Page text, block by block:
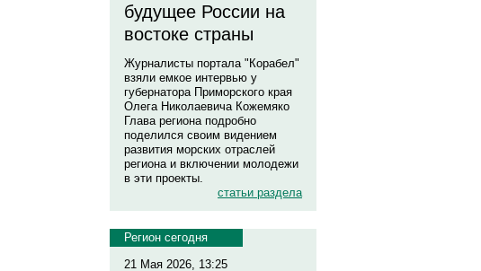
будущее России на
востоке страны
Журналисты портала "Корабел"
взяли емкое интервью у
губернатора Приморского края
Олега Николаевича Кожемяко
Глава региона подробно
поделился своим видением
развития морских отраслей
региона и включении молодежи
в эти проекты.
статьи раздела
Регион сегодня
21 Мая 2026, 13:25